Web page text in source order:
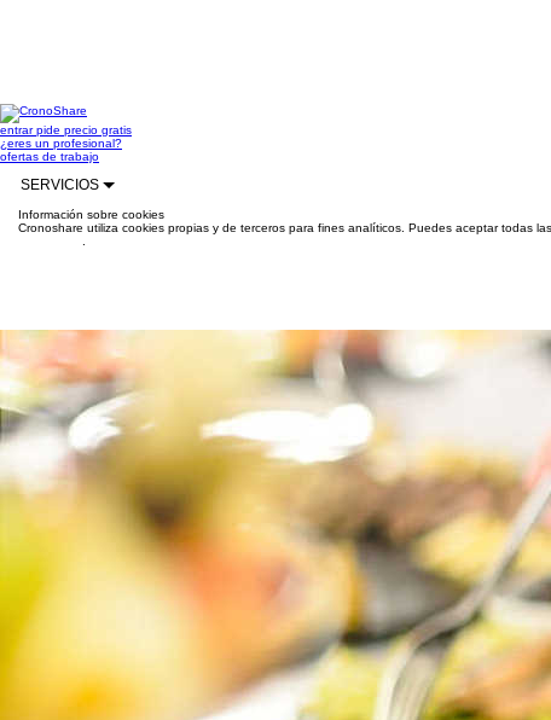
entrarpide precio gratis
¿eres un profesional?
ofertas de trabajo
SERVICIOS
Información sobre cookies
Cronoshare utiliza cookies propias y de terceros para fines analíticos. Puedes aceptar todas